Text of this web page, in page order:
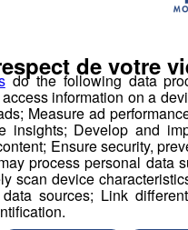
do the following data
information on a
Measure ad
insights; Develop and
Ensure security,
process personal data
scan device
sources; Link
de votre